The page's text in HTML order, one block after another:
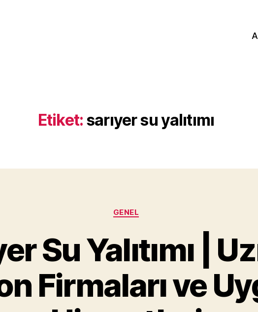
Etiket: sarıyer su yalıtımı
Kategoriler
GENEL
Su Yalıtımı |
Firmaları ve